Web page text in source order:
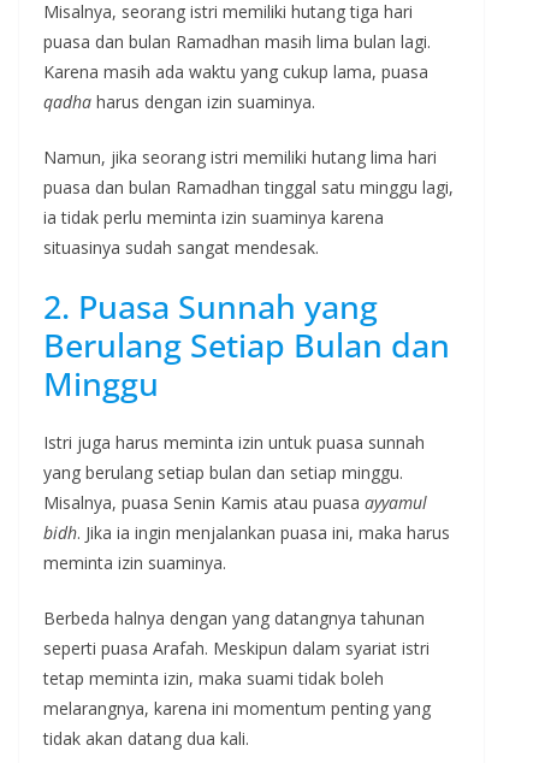
Misalnya, seorang istri memiliki hutang tiga hari
puasa dan bulan Ramadhan masih lima bulan lagi.
Karena masih ada waktu yang cukup lama, puasa
qadha harus dengan izin suaminya.
Namun, jika seorang istri memiliki hutang lima hari
puasa dan bulan Ramadhan tinggal satu minggu lagi,
ia tidak perlu meminta izin suaminya karena
situasinya sudah sangat mendesak.
2. Puasa Sunnah yang
Berulang Setiap Bulan dan
Minggu
Istri juga harus meminta izin untuk puasa sunnah
yang berulang setiap bulan dan setiap minggu.
Misalnya, puasa Senin Kamis atau puasa ayyamul
bidh. Jika ia ingin menjalankan puasa ini, maka harus
meminta izin suaminya.
Berbeda halnya dengan yang datangnya tahunan
seperti puasa Arafah. Meskipun dalam syariat istri
tetap meminta izin, maka suami tidak boleh
melarangnya, karena ini momentum penting yang
tidak akan datang dua kali.